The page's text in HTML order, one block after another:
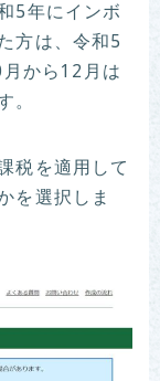
5年にインボ
方は、令和5
から12月は
。
税を適用して
を選択しま